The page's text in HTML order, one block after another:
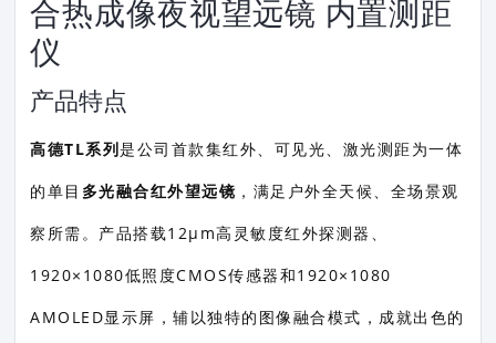
合热成像夜视望远镜 内置测距
仪
产品特点
高德TL系列是公司首款集红外、可见光、激光测距为一体
的单目 多光融合红外望远镜 ，满足户外全天候、全场景观
察所需。产品搭载12μm高灵敏度红外探测器、
1920×1080低照度CMOS传感器和1920×1080
AMOLED显示屏，辅以独特的图像融合模式，成就出色的